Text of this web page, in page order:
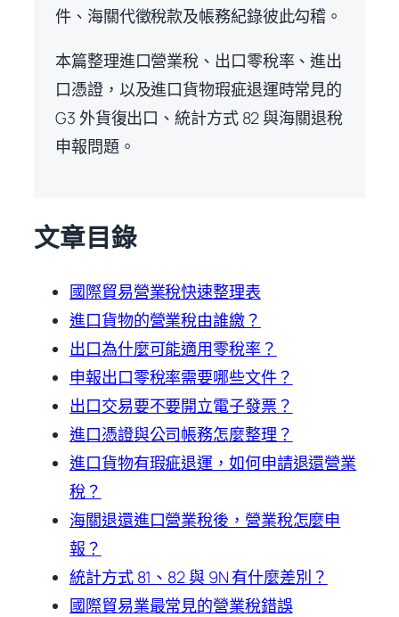
件、海關代徵稅款及帳務紀錄彼此勾稽。
本篇整理進口營業稅、出口零稅率、進出
口憑證，以及進口貨物瑕疵退運時常見的
G3 外貨復出口、統計方式 82 與海關退稅
申報問題。
文章目錄
國際貿易營業稅快速整理表
進口貨物的營業稅由誰繳？
出口為什麼可能適用零稅率？
申報出口零稅率需要哪些文件？
出口交易要不要開立電子發票？
進口憑證與公司帳務怎麼整理？
進口貨物有瑕疵退運，如何申請退還營業
稅？
海關退還進口營業稅後，營業稅怎麼申
報？
統計方式 81、82 與 9N 有什麼差別？
國際貿易業最常見的營業稅錯誤